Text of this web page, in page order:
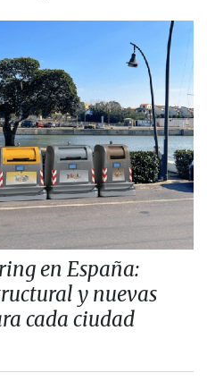
en España:
y nuevas
cada ciudad